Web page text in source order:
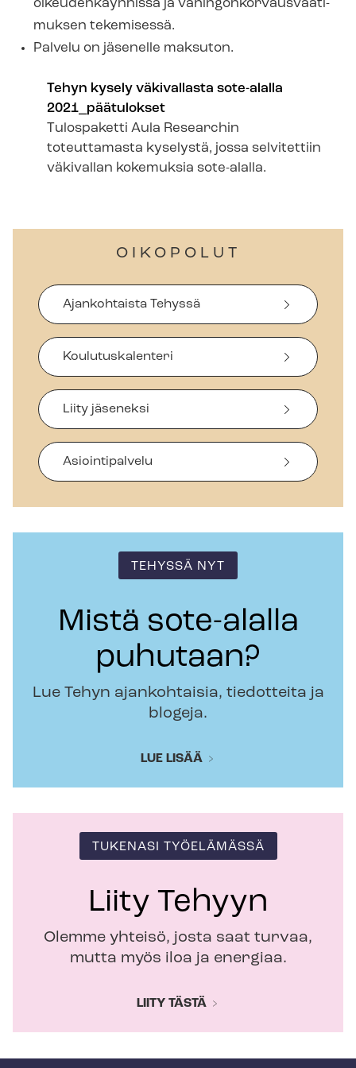
oikeudenkäynnissä ja va­hin­gon­kor­vaus­vaa­ti­
muk­sen tekemisessä.
Palvelu on jäsenelle maksuton.
Tehyn kysely väkivallasta sote-alalla
2021_päätulokset
Tulospaketti Aula Researchin
toteuttamasta kyselystä, jossa selvitettiin
väkivallan kokemuksia sote-alalla.
OIKOPOLUT
Ajankohtaista Tehyssä
Koulutuskalenteri
Liity jäseneksi
Asiointipalvelu
TEHYSSÄ NYT
Mistä sote-alalla
puhutaan?
Lue Tehyn ajankohtaisia, tiedotteita ja
blogeja.
LUE LISÄÄ
TUKENASI TYÖELÄMÄSSÄ
Liity Tehyyn
Olemme yhteisö, josta saat turvaa,
mutta myös iloa ja energiaa.
LIITY TÄSTÄ